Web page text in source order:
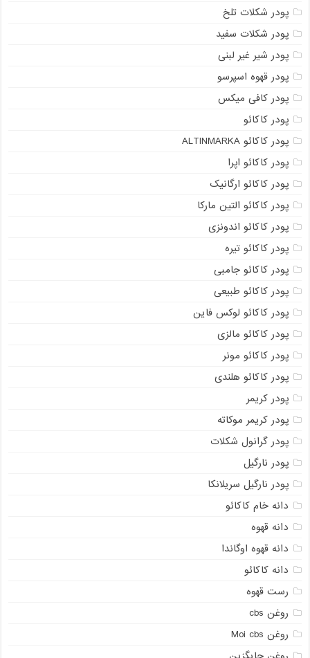
پودر شکلات تلخ
پودر شکلات سفید
پودر شیر غیر لبنی
پودر قهوه اسپرسو
پودر کافی میکس
پودر کاکائو
پودر کاکائو ALTINMARKA
پودر کاکائو اپرا
پودر کاکائو ارگانیک
پودر کاکائو التین مارکا
پودر کاکائو اندونزی
پودر کاکائو تیره
پودر کاکائو جامبی
پودر کاکائو طبیعی
پودر کاکائو لوکس فاین
پودر کاکائو مالزی
پودر کاکائو مونر
پودر کاکائو هلندی
پودر کریمر
پودر کریمر موکاته
پودر گرانول شکلات
پودر نارگیل
پودر نارگیل سریلانکا
دانه خام کاکائو
دانه قهوه
دانه قهوه اوگاندا
دانه کاکائو
رست قهوه
روغن cbs
روغن Moi cbs